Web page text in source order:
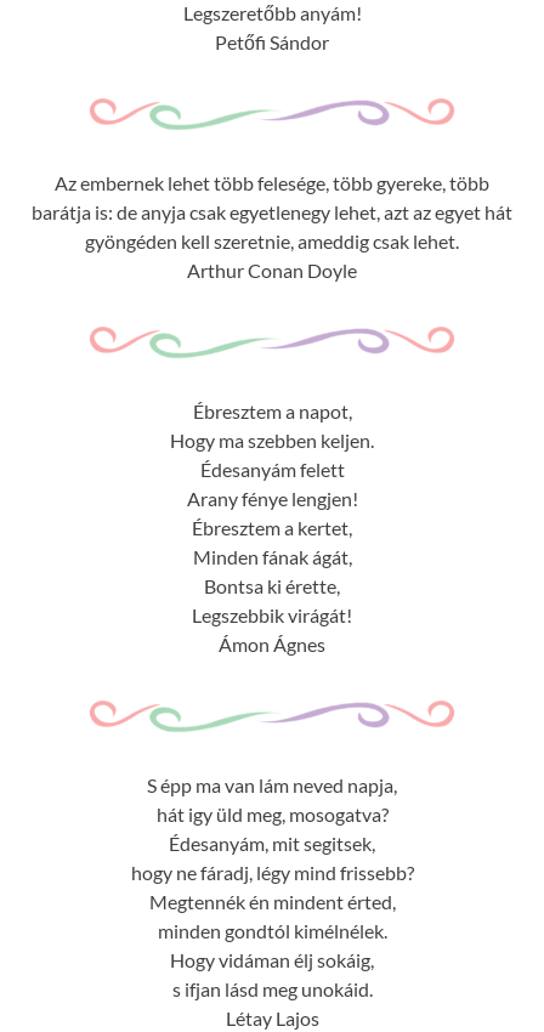
Legszeretőbb anyám!
Petőfi Sándor
Az embernek lehet több felesége, több gyereke, több
barátja is: de anyja csak egyetlenegy lehet, azt az egyet hát
gyöngéden kell szeretnie, ameddig csak lehet.
Arthur Conan Doyle
Ébresztem a napot,
Hogy ma szebben keljen.
Édesanyám felett
Arany fénye lengjen!
Ébresztem a kertet,
Minden fának ágát,
Bontsa ki érette,
Legszebbik virágát!
Ámon Ágnes
S épp ma van lám neved napja,
hát igy üld meg, mosogatva?
Édesanyám, mit segitsek,
hogy ne fáradj, légy mind frissebb?
Megtennék én mindent érted,
minden gondtól kimélnélek.
Hogy vidáman élj sokáig,
s ifjan lásd meg unokáid.
Létay Lajos